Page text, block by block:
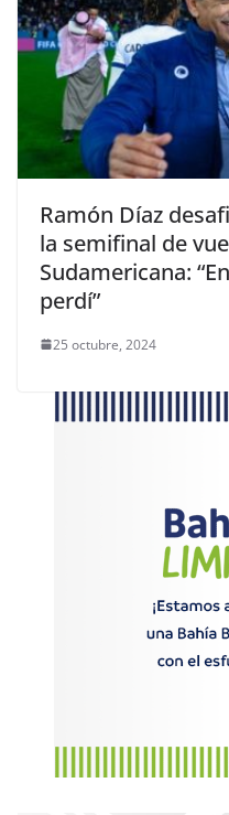
Ramón Díaz
la semifinal de
Sudamericana:
perdí”
25 octubre, 2024